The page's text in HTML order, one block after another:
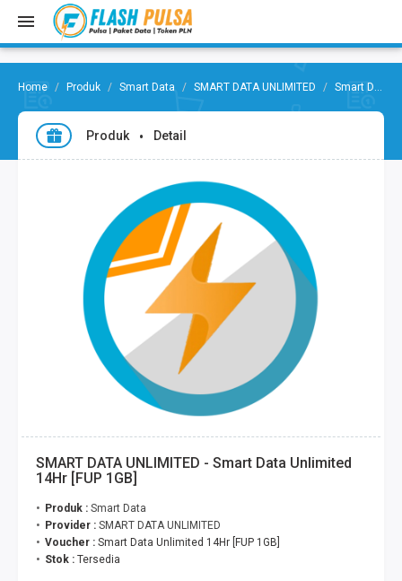
Produk Smart Data SMART DATA UNLIMITED Smart Data Unlimited 14Hr [FUP 1GB]
Produk Detail
SMART DATA UNLIMITED - Smart Data Unlimited
14Hr [FUP 1GB]
Produk : Smart Data
Provider : SMART DATA UNLIMITED
Voucher : Smart Data Unlimited 14Hr [FUP 1GB]
Stok : Tersedia